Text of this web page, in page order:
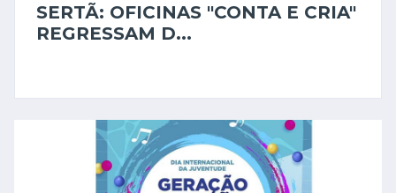
SERTÃ: OFICINAS "CONTA E CRIA"
REGRESSAM D...